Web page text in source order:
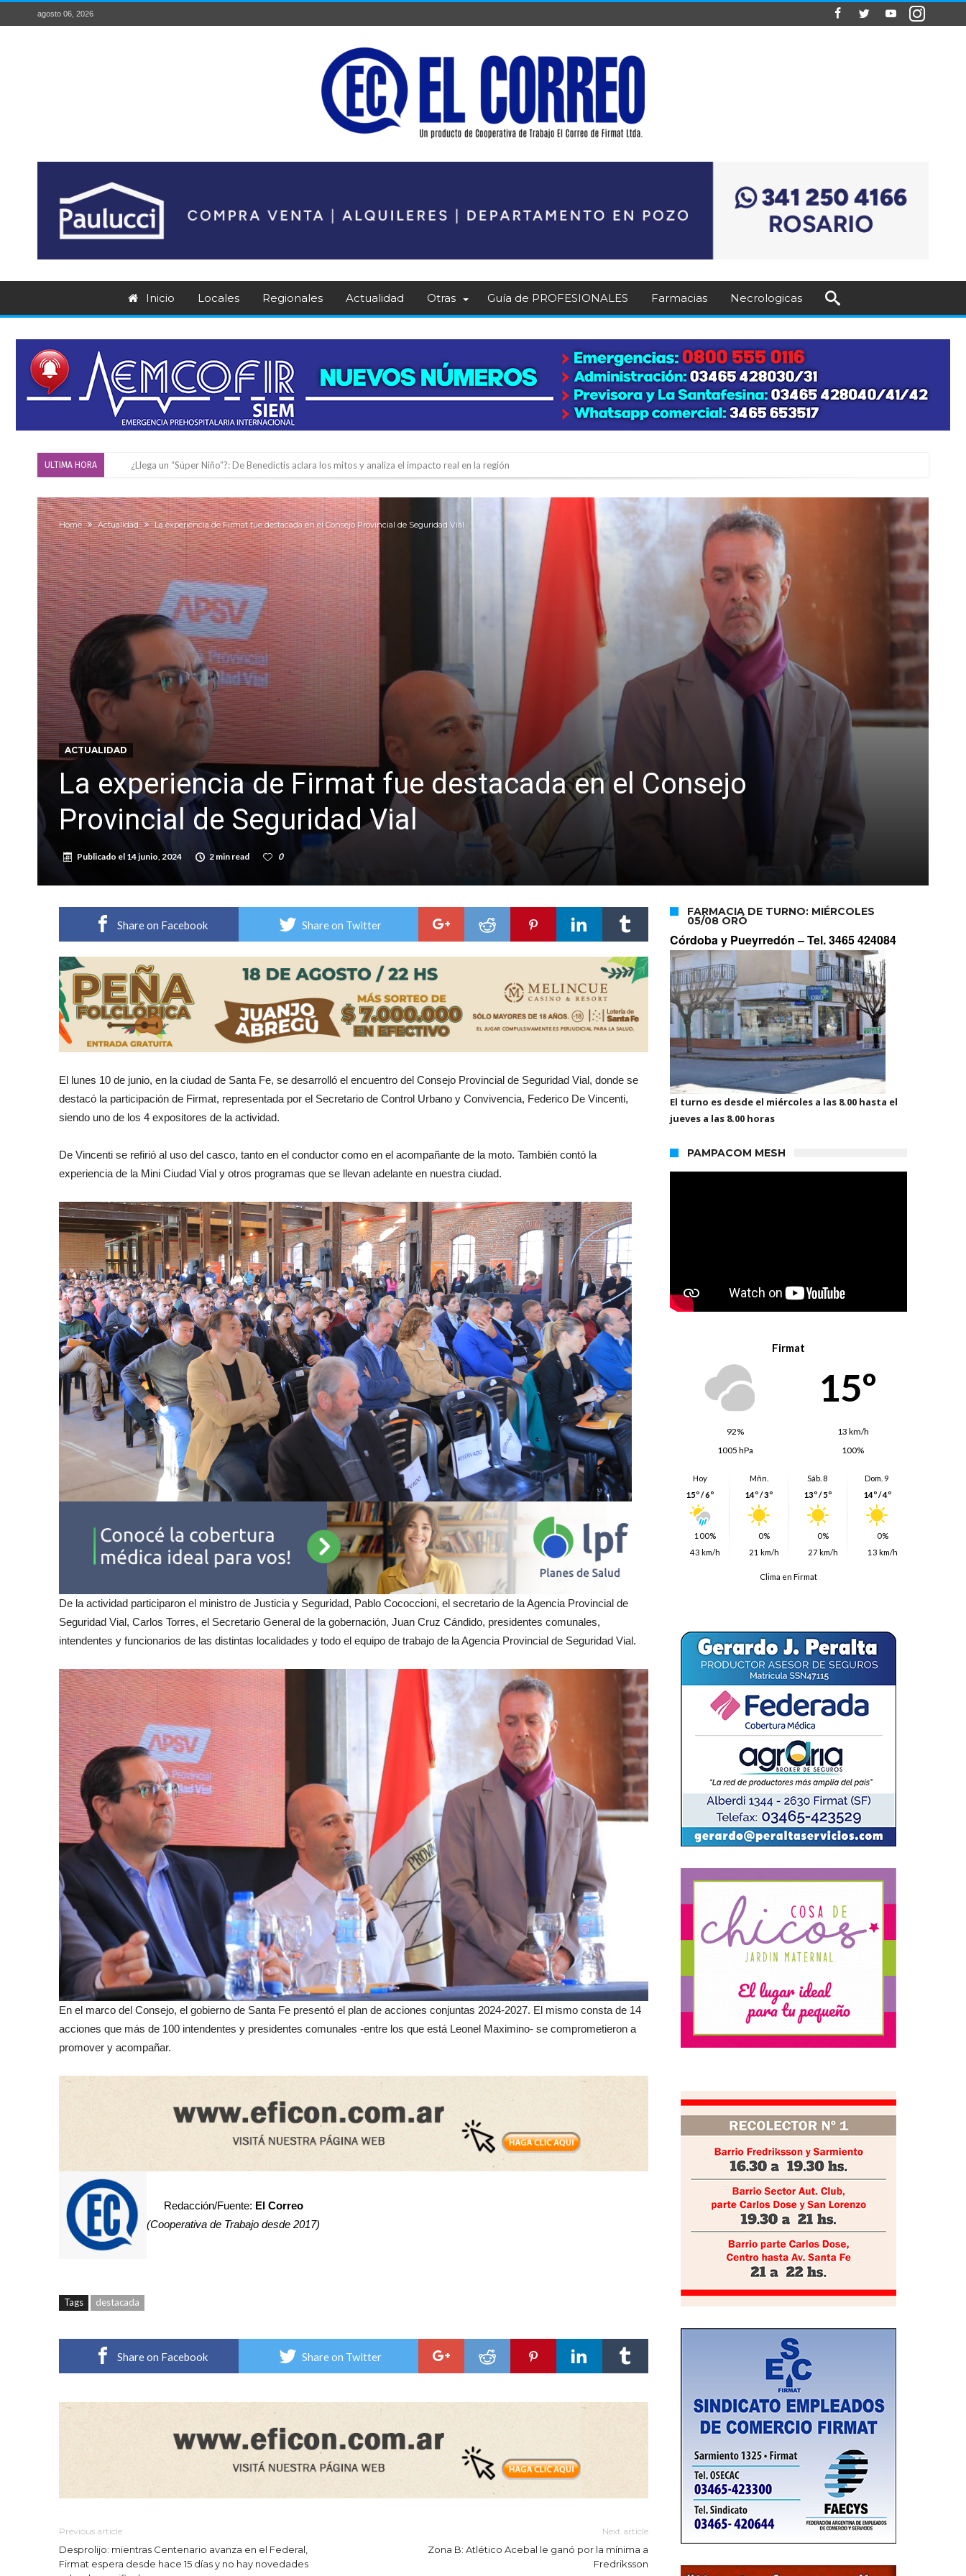
agosto 06, 2026
Inicio Locales Regionales Actualidad Otras Guía de PROFESIONALES Farmacias Necrologicas
ULTIMA HORA ¿Llega un “Súper Niño”?: De Benedictis aclara los mitos y analiza el impacto real en la región
Distinguieron a Ramiro Maldonado, el campeón juvenil de malambo de Los Quirquinchos
Villada: evalúan obras preventivas ante posibles lluvias intensas
Elortondo: avanza el plan de pavimentación con la licitación de cinco nuevas cuadras
Chovet realizó el primer taller de coaching para emprendedores
Confirmaron la fecha de la maratón “Gödeken Corre”
Comienza una mesa de lectura sobre literatura japonesa en la Biblioteca Popular Nosotros
Sueño albiceleste: la arquera firmatense Jazmín David fue citada a la Selección Argentina
Roxana Carabajal dejó su huella en la peña de Casino Melincué
Home Actualidad La experiencia de Firmat fue destacada en el Consejo Provincial de Seguridad Vial
ACTUALIDAD
La experiencia de Firmat fue destacada en el Consejo
Provincial de Seguridad Vial
Publicado el 14 junio, 2024 2 min read 0
Share on Facebook Share on Twitter
El lunes 10 de junio, en la ciudad de Santa Fe, se desarrolló el encuentro del Consejo Provincial de Seguridad Vial, donde se
destacó la participación de Firmat, representada por el Secretario de Control Urbano y Convivencia, Federico De Vincenti,
siendo uno de los 4 expositores de la actividad.
De Vincenti se refirió al uso del casco, tanto en el conductor como en el acompañante de la moto. También contó la
experiencia de la Mini Ciudad Vial y otros programas que se llevan adelante en nuestra ciudad.
De la actividad participaron el ministro de Justicia y Seguridad, Pablo Cococcioni, el secretario de la Agencia Provincial de
Seguridad Vial, Carlos Torres, el Secretario General de la gobernación, Juan Cruz Cándido, presidentes comunales,
intendentes y funcionarios de las distintas localidades y todo el equipo de trabajo de la Agencia Provincial de Seguridad Vial.
En el marco del Consejo, el gobierno de Santa Fe presentó el plan de acciones conjuntas 2024-2027. El mismo consta de 14
acciones que más de 100 intendentes y presidentes comunales -entre los que está Leonel Maximino- se comprometieron a
promover y acompañar.
Redacción/Fuente: El Correo
(Cooperativa de Trabajo desde 2017)
Tags destacada
Share on Facebook Share on Twitter
Previous article
Desprolijo: mientras Centenario avanza en el Federal,
Firmat espera desde hace 15 días y no hay novedades
Next article
Zona B: Atlético Acebal le ganó por la mínima a
Fredriksson
FARMACIA DE TURNO: MIÉRCOLES
05/08 ORÓ
Córdoba y Pueyrredón –Tel. 3465 424084
El turno es desde el miércoles a las 8.00 hasta el
jueves a las 8.00 horas
PAMPACOM MESH
Firmat
15º
92%
13 km/h
1005 hPa
100%
Hoy
15º / 6º
100%
43 km/h
Mñn.
14º / 3º
0%
21 km/h
Sáb. 8
13º / 5º
0%
27 km/h
Dom. 9
14º / 4º
0%
13 km/h
Clima en Firmat